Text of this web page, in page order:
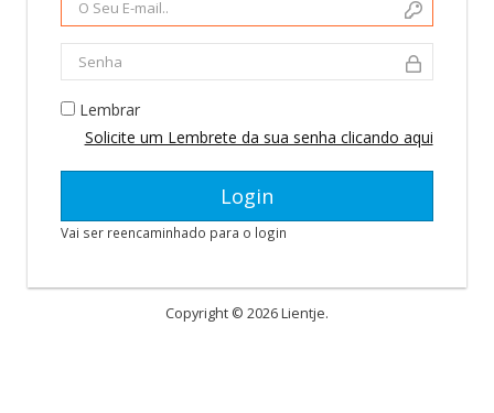
Lembrar
Solicite um Lembrete da sua senha clicando aqui
Vai ser reencaminhado para o login
Copyright © 2026 Lientje.